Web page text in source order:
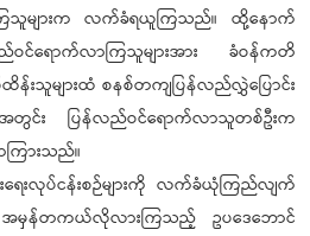
သူများက လက်ခံရယူကြသည်။ ထို့နောက်
င်ရောက်လာကြသူများအား ခံဝန်ကတိ
းသူများထံ စနစ်တကျပြန်လည်လွှဲပြောင်း
အတွင်း ပြန်လည်ဝင်ရောက်လာသူတစ်ဦးက
ကြားသည်။
းရေးလုပ်ငန်းစဉ်များကို လက်ခံယုံကြည်လျက်
အမှန်တကယ်လိုလားကြသည့် ဥပဒေဘောင်